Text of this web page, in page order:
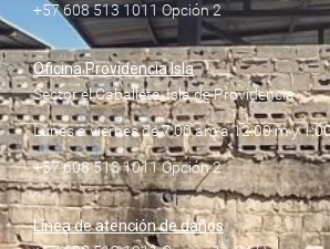
+57 608 513 1011 Opción 2
Oficina Providencia Isla
Sector el Caballete, Isla de Providencia
Lunes a viernes de 7:00 am a 12:00 m y
+57 608 513 1011 Opción 2
Línea de atención de daños